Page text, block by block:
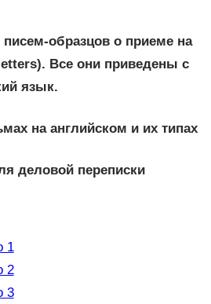
образцов о приеме на
Все они приведены с
язык.
на английском и их типах
деловой переписки
1
2
3